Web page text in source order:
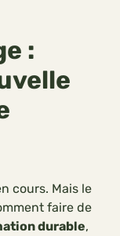
:
cours. Mais le
faire de
durable,